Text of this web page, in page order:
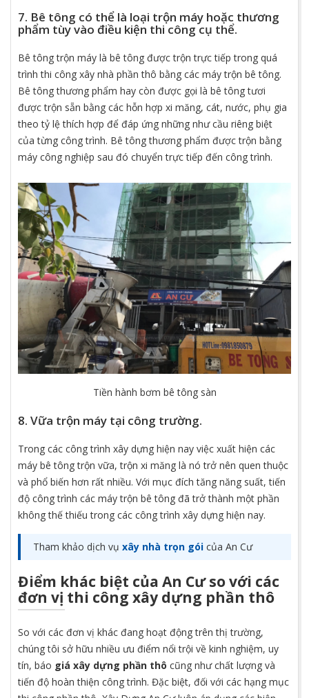
7. Bê tông có thể là loại trộn máy hoặc thương
phẩm tùy vào điều kiện thi công cụ thể.
Bê tông trộn máy là bê tông được trộn trực tiếp trong quá
trình thi công xây nhà phần thô bằng các máy trộn bê tông.
Bê tông thương phẩm hay còn được gọi là bê tông tươi
được trộn sẵn bằng các hỗn hợp xi măng, cát, nước, phụ gia
theo tỷ lệ thích hợp để đáp ứng những như cầu riêng biệt
của từng công trình. Bê tông thương phẩm được trộn bằng
máy công nghiệp sau đó chuyển trực tiếp đến công trình.
Tiền hành bơm bê tông sàn
8. Vữa trộn máy tại công trường.
Trong các công trình xây dựng hiện nay việc xuất hiện các
máy bê tông trộn vữa, trộn xi măng là nó trở nên quen thuộc
và phổ biến hơn rất nhiều. Với mục đích tăng năng suất, tiến
độ công trình các máy trộn bê tông đã trở thành một phần